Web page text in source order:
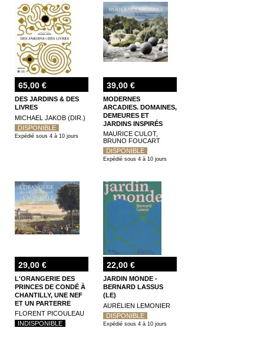
65,00 €
DES JARDINS & DES
LIVRES
MICHAEL JAKOB (DIR.)
DISPONIBLE
Expédié sous 4 à 10 jours
39,00 €
MODERNES
ARCADIES. DOMAINES,
DEMEURES ET
JARDINS INSPIRÉS
XIXE - XXE SIÈCLES
MAURICE CULOT,
BRUNO FOUCART
DISPONIBLE
Expédié sous 4 à 10 jours
29,00 €
L'ORANGERIE DES
PRINCES DE CONDÉ À
CHANTILLY, UNE NEF
ET UN PARTERRE
PRINCIERS 1682-1799
FLORENT PICOULEAU
INDISPONIBLE
22,00 €
JARDIN MONDE -
BERNARD LASSUS
(LE)
AURÉLIEN LEMONIER
DISPONIBLE
Expédié sous 4 à 10 jours